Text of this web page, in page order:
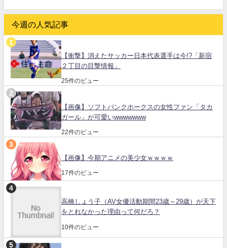
今週の人気記事
【衝撃】消えたサッカー日本代表選手は今!?「新宿
２丁目の目撃情報」
25件のビュー
【画像】ソフトバンクホークスの女性ファン「タカ
ガール」が可愛いwwwwwww
22件のビュー
【画像】今期アニメの美少女ｗｗｗｗ
17件のビュー
高橋しょう子（AV女優活動期間23歳～29歳）が天下
をとれなかった理由って何だろ？
10件のビュー